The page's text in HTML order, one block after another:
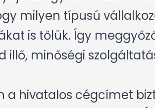
milyen típusú
is tőlük. Így
illő, minőségi
a hivatalos cégcímet